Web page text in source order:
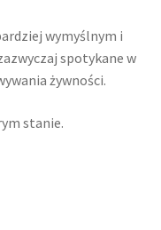
wymyślnym i
spotykane w
żywności.
stanie.